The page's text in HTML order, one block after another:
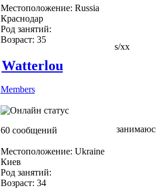
Местоположение: Russia
Краснодар
Род занятий:
Возраст: 35
s/xx
Watterlou
Members
60 сообщений
Местоположение: Ukraine
Киев
Род занятий:
Возраст: 34